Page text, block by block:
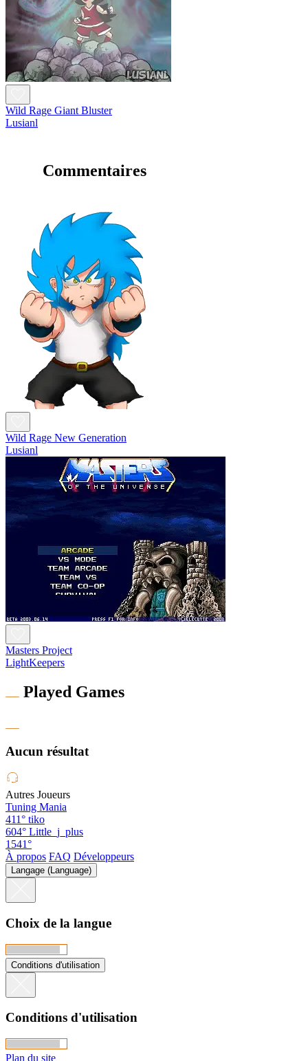
Wild Rage Giant Bluster
Lusianl
Commentaires
Wild Rage New Generation
Lusianl
Masters Project
LightKeepers
Played Games
Aucun résultat
Autres Joueurs
Tuning Mania
411° tiko
604° Little_j_plus
1541°
À propos FAQ Développeurs
Langage (Language)
Choix de la langue
Conditions d'utilisation
Conditions d'utilisation
Plan du site